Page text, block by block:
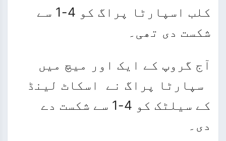
کلب اسپارٹا پراگ کو 4-1 سے
شکست دی تھی۔
آج گروپ کے ایک اور میچ میں
سپارٹا پراگ نے اسکاٹ لینڈ
کے سیلٹک کو 4-1 سے شکست دے
دی۔